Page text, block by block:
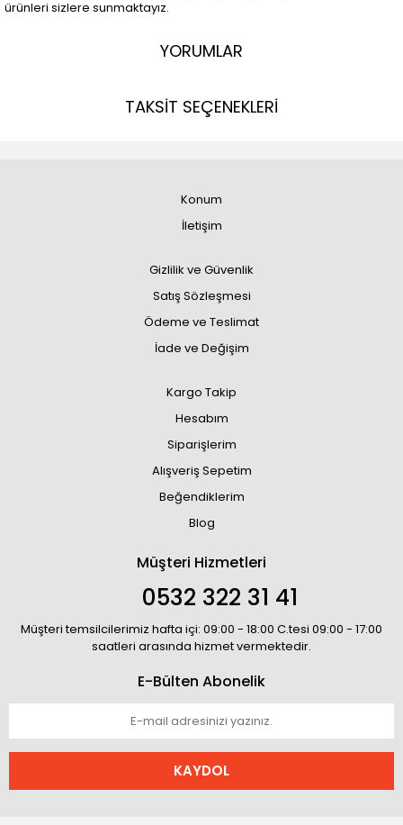
ürünleri sizlere sunmaktayız.
YORUMLAR
TAKSİT SEÇENEKLERİ
Konum
İletişim
Gizlilik ve Güvenlik
Satış Sözleşmesi
Ödeme ve Teslimat
İade ve Değişim
Kargo Takip
Hesabım
Siparişlerim
Alışveriş Sepetim
Beğendiklerim
Blog
Müşteri Hizmetleri
0532 322 31 41
Müşteri temsilcilerimiz hafta içi: 09:00 - 18:00 C.tesi 09:00 - 17:00
saatleri arasında hizmet vermektedir.
E-Bülten Abonelik
KAYDOL